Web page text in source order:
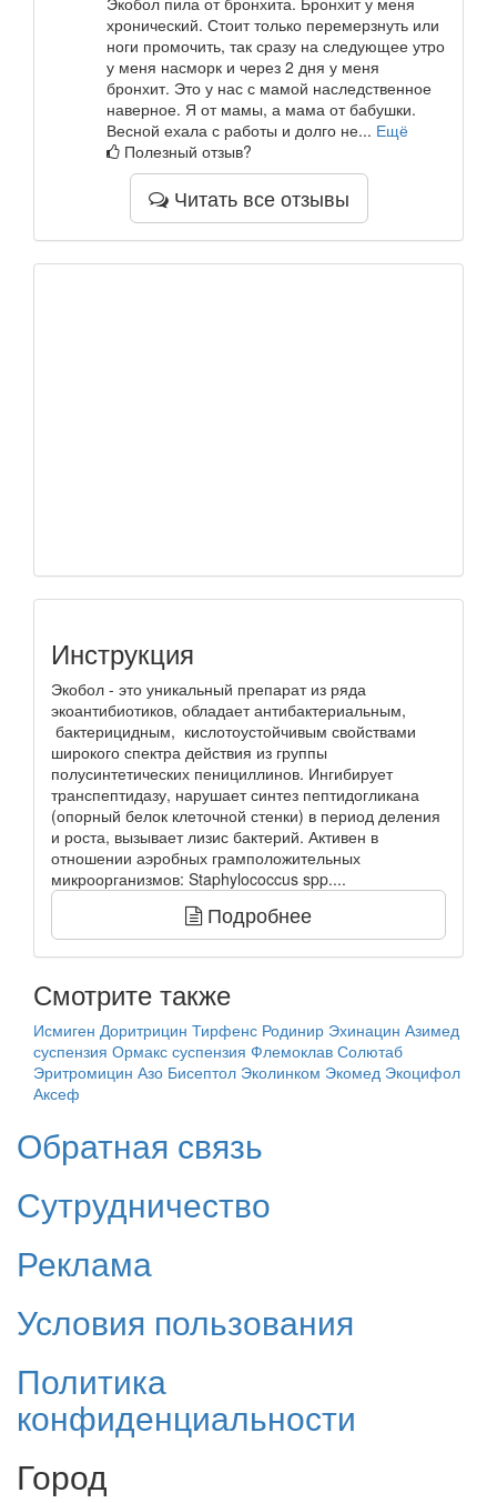
хронический. Стоит только перемерзнуть или
ноги промочить, так сразу на следующее утро
у меня насморк и через 2 дня у меня
бронхит. Это у нас с мамой наследственное
наверное. Я от мамы, а мама от бабушки.
Весной ехала с работы и долго не... Ещё
Полезный отзыв?
Читать все отзывы
Инструкция
Экобол - это уникальный препарат из ряда
экоантибиотиков, обладает антибактериальным,
бактерицидным, кислотоустойчивым свойствами
широкого спектра действия из группы
полусинтетических пенициллинов. Ингибирует
транспептидазу, нарушает синтез пептидогликана
(опорный белок клеточной стенки) в период деления
и роста, вызывает лизис бактерий. Активен в
отношении аэробных грамположительных
микроорганизмов: Staphylococcus spp....
Подробнее
Смотрите также
Исмиген Доритрицин Тирфенс Родинир Эхинацин Азимед
суспензия Ормакс суспензия Флемоклав Солютаб
Эритромицин Азо Бисептол Эколинком Экомед Экоцифол
Аксеф
Обратная связь
Сутрудничество
Реклама
Условия пользования
Политика
конфиденциальности
Город